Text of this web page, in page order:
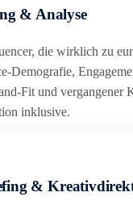
& Analyse
die wirklich zu
Demografie,
Fit und vergangener
inklusive.
&